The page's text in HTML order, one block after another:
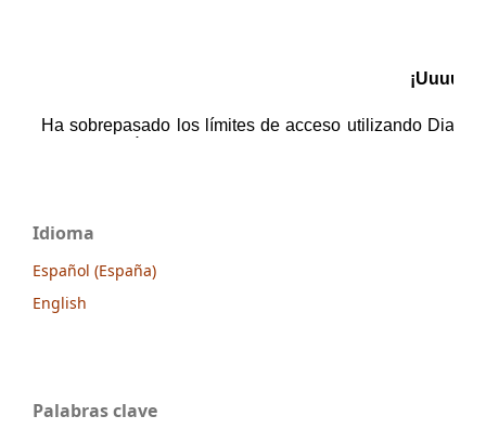
Idioma
Español (España)
English
Palabras clave